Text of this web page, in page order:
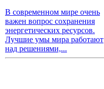
В современном мире очень
важен вопрос сохранения
энергетических ресурсов.
Лучшие умы мира работают
над решениями,...